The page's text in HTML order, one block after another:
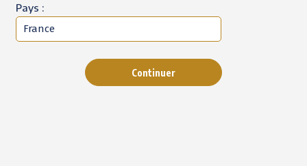
Pays :
Continuer